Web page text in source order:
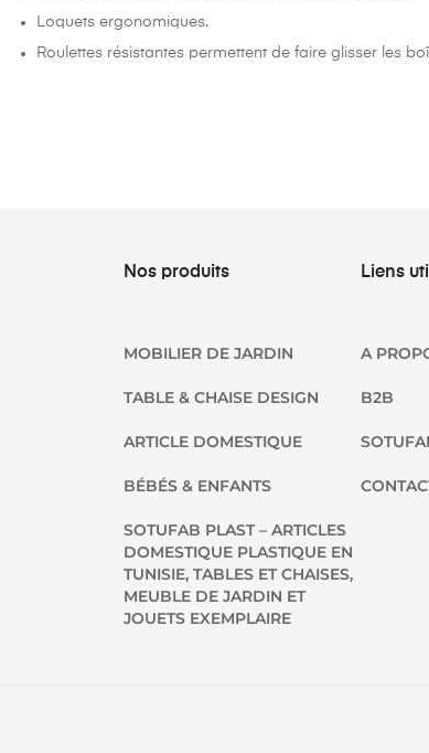
Loquets ergonomiques.
Roulettes résistantes permettent de faire glisser les
Nos produits
MOBILIER DE JARDIN
TABLE & CHAISE DESIGN
ARTICLE DOMESTIQUE
BÉBÉS & ENFANTS
SOTUFAB PLAST – ARTICLES
DOMESTIQUE PLASTIQUE EN
TUNISIE, TABLES ET CHAISES,
MEUBLE DE JARDIN ET
JOUETS EXEMPLAIRE
Liens
A
B2B